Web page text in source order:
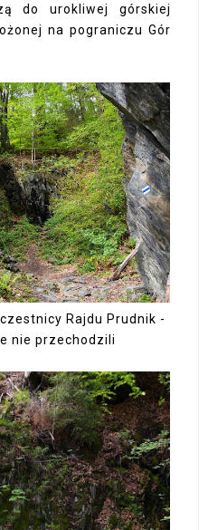
do urokliwej górskiej
na pograniczu Gór
Rajdu Prudnik -
nie przechodzili